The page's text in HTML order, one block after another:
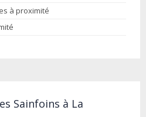
à proximité
Sainfoins à La